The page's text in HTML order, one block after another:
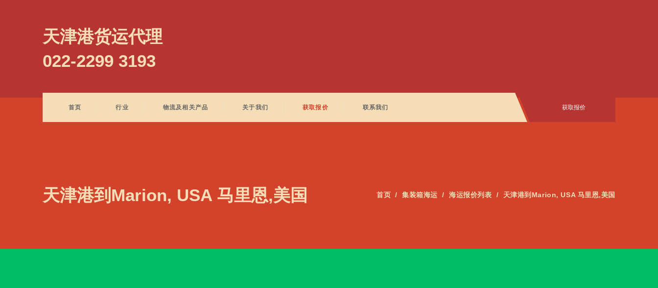
天津港货运代理
022-2299 3193
首页 行业 物流及相关产品 关于我们 获取报价 联系我们 获取报价
天津港到Marion, USA 马里恩,美国 首页 集装箱海运 海运报价列表 天津港到Marion, USA 马里恩,美国